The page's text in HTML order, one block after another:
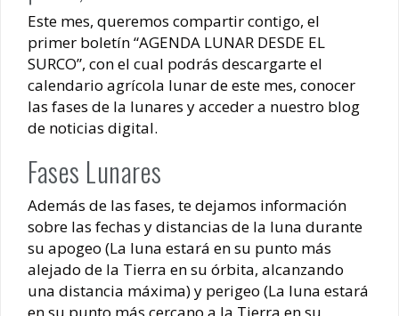
Este mes, queremos compartir contigo, el
primer boletín “AGENDA LUNAR DESDE EL
SURCO”, con el cual podrás descargarte el
calendario agrícola lunar de este mes, conocer
las fases de la lunares y acceder a nuestro blog
de noticias digital.
Fases Lunares
Además de las fases, te dejamos información
sobre las fechas y distancias de la luna durante
su apogeo (La luna estará en su punto más
alejado de la Tierra en su órbita, alcanzando
una distancia máxima) y perigeo (La luna estará
en su punto más cercano a la Tierra en su